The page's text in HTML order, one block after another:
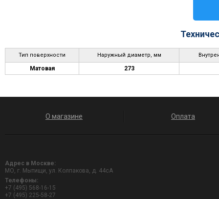
Тип поверхности Наружный диаметр, мм
Матовая 273
О магазине Оплата
Адрес в Москве:
МО, г. Мытищи, ул. Колпакова, д. 44сА
Телефоны:
+7 (495) 568-16-15
+7 (495) 225-58-27